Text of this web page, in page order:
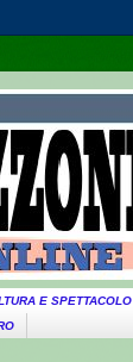
E SPETTACOLO